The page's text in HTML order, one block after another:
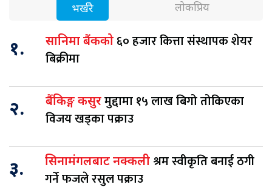
भर्खरै लोकप्रिय
१. सानिमा बैंकको ६० हजार कित्ता संस्थापक शेयर
बिक्रीमा
२. बैंकिङ्ग कसुरमुद्दामा १५ लाख बिगो तोकिएका
विजय खड्का पक्राउ
३. सिनामंगलबाट नक्कलीश्रम स्वीकृति बनाई ठगी
गर्ने फजले रसुल पक्राउ